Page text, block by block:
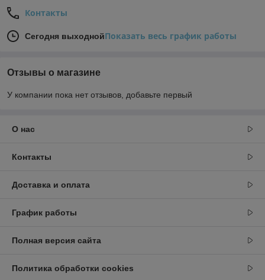
Контакты
Сегодня выходнойПоказать весь график работы
Отзывы о магазине
У компании пока нет отзывов, добавьте первый
О нас
Контакты
Доставка и оплата
График работы
Полная версия сайта
Политика обработки cookies